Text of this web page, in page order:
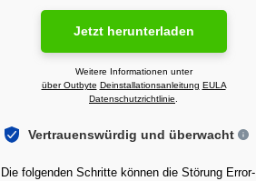
Jetzt herunterladen
Weitere Informationen unter
über Outbyte Deinstallationsanleitung EULA
Datenschutzrichtlinie
Vertrauenswürdig und überwacht
Die folgenden Schritte können die Störung Error-